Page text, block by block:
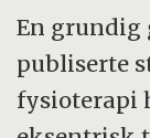
En grundig
publiserte
fysioterapi